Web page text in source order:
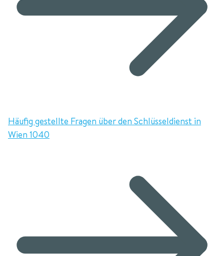
Häufig gestellte Fragen über den Schlüsseldienst in
Wien 1040